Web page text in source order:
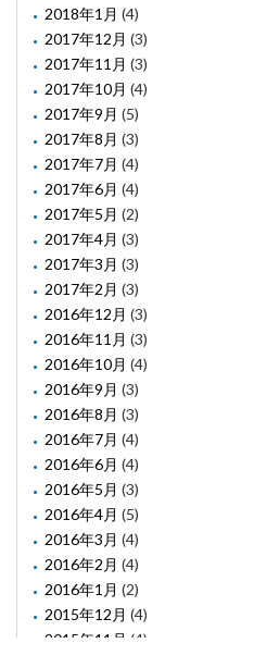
2018年1月 (4)
2017年12月 (3)
2017年11月 (3)
2017年10月 (4)
2017年9月 (5)
2017年8月 (3)
2017年7月 (4)
2017年6月 (4)
2017年5月 (2)
2017年4月 (3)
2017年3月 (3)
2017年2月 (3)
2016年12月 (3)
2016年11月 (3)
2016年10月 (4)
2016年9月 (3)
2016年8月 (3)
2016年7月 (4)
2016年6月 (4)
2016年5月 (3)
2016年4月 (5)
2016年3月 (4)
2016年2月 (4)
2016年1月 (2)
2015年12月 (4)
2015年11月 (4)